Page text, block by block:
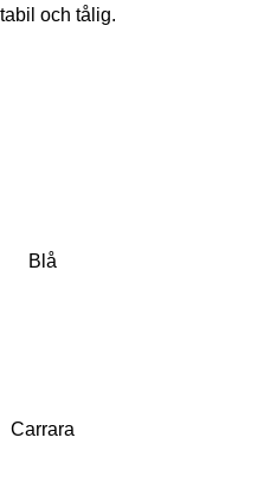
och tålig.
Blå
Carrara